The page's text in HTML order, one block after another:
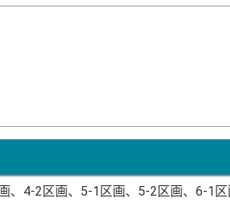
、4-2区画、5-1区画、5-2区画、6-1